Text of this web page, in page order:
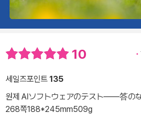
10
세일즈포인트 135
원제 AIソフトウェアのテスト――答の
268쪽188*245mm509g